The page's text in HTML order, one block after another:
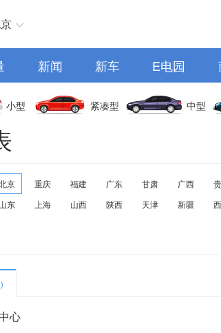
新闻 新车 E电园
小型 紧凑型 中型
京 重庆 福建 广东 甘肃 广西
山东 上海 山西 陕西 天津 新疆
心